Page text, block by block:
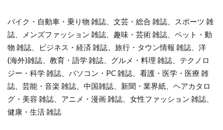
バイク・自動車・乗り物 雑誌、文芸・総合 雑誌、スポーツ 雑
誌、メンズファッション 雑誌、趣味・芸術 雑誌、ペット・動
物 雑誌、ビジネス・経済 雑誌、旅行・タウン情報 雑誌、洋
(海外)雑誌、教育・語学 雑誌、グルメ・料理 雑誌、テクノロ
ジー・科学 雑誌、パソコン・PC 雑誌、看護・医学・医療 雑
誌、芸能・音楽 雑誌、中国雑誌、新聞・業界紙、ヘアカタロ
グ・美容 雑誌、アニメ・漫画 雑誌、女性ファッション 雑誌、
健康・生活 雑誌